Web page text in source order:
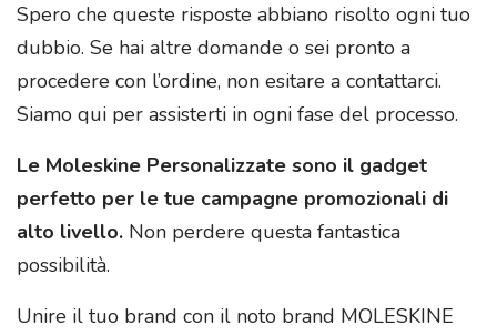
Spero che queste risposte abbiano risolto ogni tuo
dubbio. Se hai altre domande o sei pronto a
procedere con l’ordine, non esitare a contattarci.
Siamo qui per assisterti in ogni fase del processo.
Le Moleskine Personalizzate sono il gadget
perfetto per le tue campagne promozionali di
alto livello. Non perdere questa fantastica
possibilità.
Unire il tuo brand con il noto brand MOLESKINE